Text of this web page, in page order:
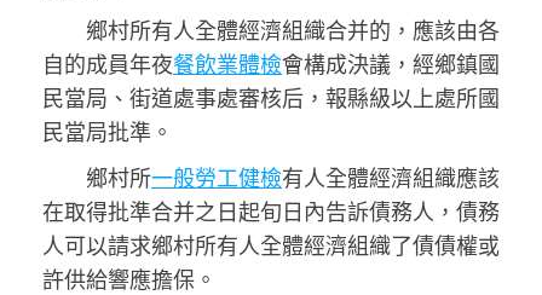
鄉村所有人全體經濟組織合并的，應該由各
自的成員年夜餐飲業體檢會構成決議，經鄉鎮國
民當局、街道處事處審核后，報縣級以上處所國
民當局批準。
鄉村所一般勞工健檢有人全體經濟組織應該
在取得批準合并之日起旬日內告訴債務人，債務
人可以請求鄉村所有人全體經濟組織了債債權或
許供給響應擔保。